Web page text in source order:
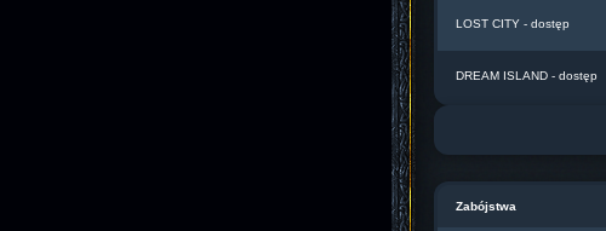
LOST CITY - dostęp
DREAM ISLAND - dostęp
Zabójstwa